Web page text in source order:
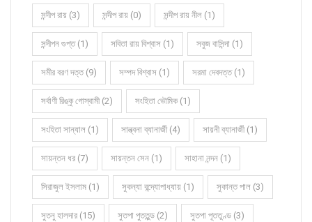
সন্দীপ রায় (3) সন্দীপ রায় (0) সন্দীপ রায় নীল (1)
সন্দীপন গুপ্ত (1) সবিতা রায় বিশ্বাস (1) সবুজ বাসিন্দা (1)
সমীর বরণ দত্ত (9) সম্পদ বিশ্বাস (1) সরমা দেবদত্ত (1)
সর্বাণী রিঙ্কু গোস্বামী (2) সংহিতা ভৌমিক (1)
সংহিতা সান্যাল (1) সান্ত্বনা ব্যানার্জী (4) সায়নী ব্যানার্জী (1)
সায়ন্তন ধর (7) সায়ন্তন সেন (1) সাহানা নন্দন (1)
সিরাজুল ইসলাম (1) সুকন্যা বন্দ্যোপাধ্যায় (1) সুকান্ত পাল (3)
সুতনু হালদার (15) সুতপা পুততুন্ড (2) সুতপা পূততুণ্ড (3)